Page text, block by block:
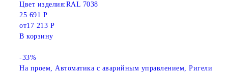
Цвет изделия:RAL 7038
25 691 Р
от17 213 Р
В корзину
-33%
На проем, Автоматика с аварийным управлением, Ригели